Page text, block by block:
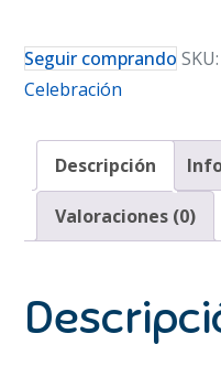
Cumpleaños
Globos
Baby
Shower
cantidad
Seguir comprando SKU:
Celebración
Descripción
Valoraciones (0)